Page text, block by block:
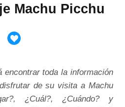
Machu Picchu
encontrar toda la información
de su visita a Machu
¿Cuál?, ¿Cuándo? y